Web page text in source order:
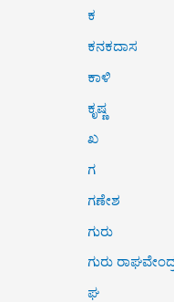
ಕ
ಕನಕದಾಸ
ಕಾಳಿ
ಕೃಷ್ಣ
ಖ
ಗ
ಗಣೇಶ
ಗುರು
ಗುರು
ಘ